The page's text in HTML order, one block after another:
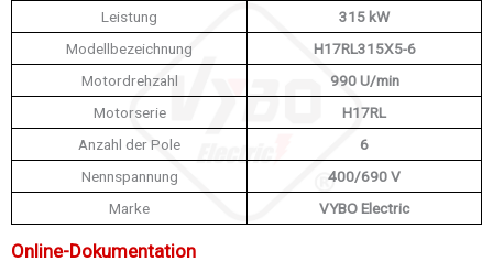
Leistung
315 kW
Modellbezeichnung
H17RL315X5-6
Motordrehzahl
990 U/min
Motorserie
H17RL
Anzahl der Pole
6
Nennspannung
400/690 V
Marke
VYBO Electric
Online-Dokumentation